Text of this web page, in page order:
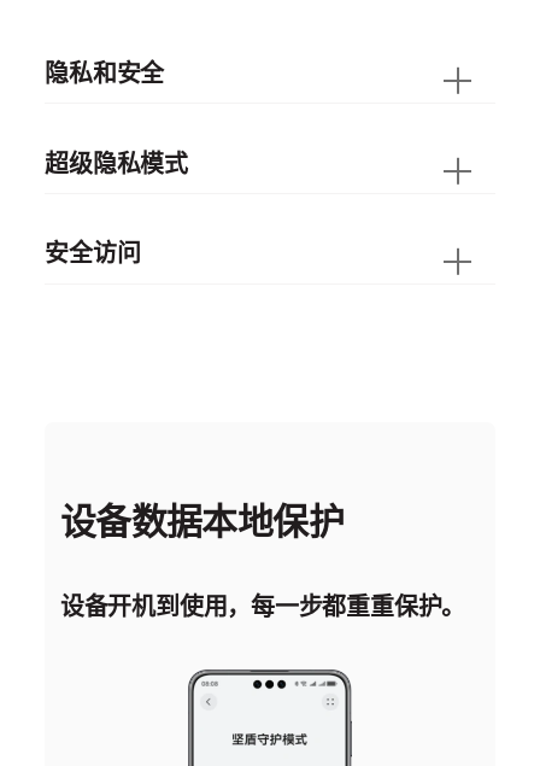
隐私和安全
超级隐私模式
安全访问
设备数据本地保护
设备开机到使用，每一步都重重保护。